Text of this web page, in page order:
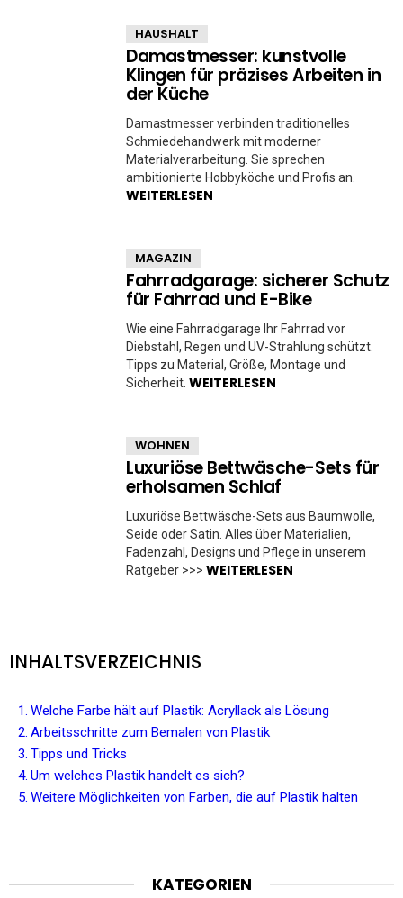
HAUSHALT
Damastmesser: kunstvolle
Klingen für präzises Arbeiten in
der Küche
Damastmesser verbinden traditionelles
Schmiedehandwerk mit moderner
Materialverarbeitung. Sie sprechen
ambitionierte Hobbyköche und Profis an.
WEITERLESEN
MAGAZIN
Fahrradgarage: sicherer Schutz
für Fahrrad und E-Bike
Wie eine Fahrradgarage Ihr Fahrrad vor
Diebstahl, Regen und UV-Strahlung schützt.
Tipps zu Material, Größe, Montage und
Sicherheit. WEITERLESEN
WOHNEN
Luxuriöse Bettwäsche-Sets für
erholsamen Schlaf
Luxuriöse Bettwäsche-Sets aus Baumwolle,
Seide oder Satin. Alles über Materialien,
Fadenzahl, Designs und Pflege in unserem
Ratgeber >>> WEITERLESEN
INHALTSVERZEICHNIS
Welche Farbe hält auf Plastik: Acryllack als Lösung
Arbeitsschritte zum Bemalen von Plastik
Tipps und Tricks
Um welches Plastik handelt es sich?
Weitere Möglichkeiten von Farben, die auf Plastik halten
KATEGORIEN